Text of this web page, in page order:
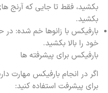
بکشید، فقط تا جایی که آرنج
بکشید.
بارفیکس با زانوها خم شده: در
خود را بالا بکشید.
بارفیکس برای پیشرفته ها
اگر در انجام بارفیکس مهارت
برای پیشرفت استفاده کنید: